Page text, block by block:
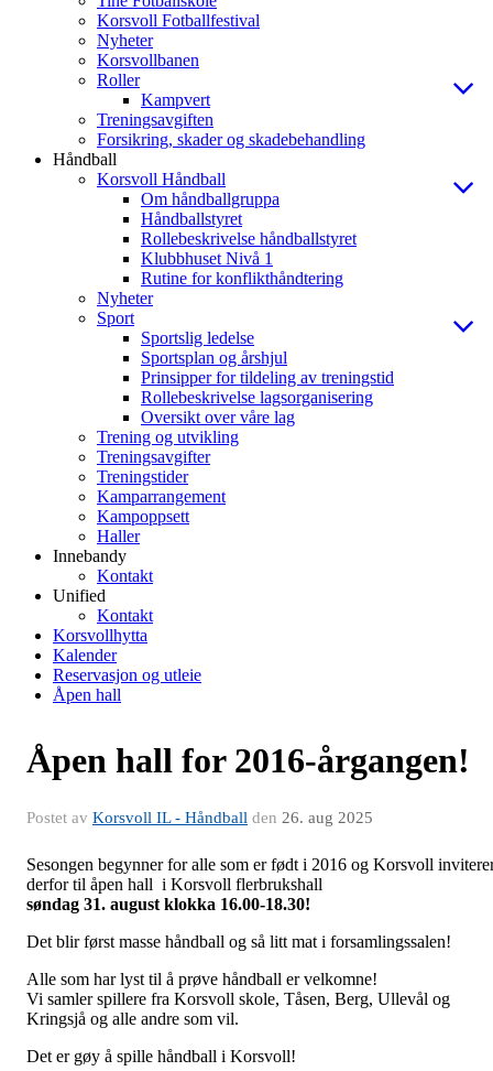
Korsvoll Fotballfestival
Nyheter
Korsvollbanen
Roller
Kampvert
Treningsavgiften
Forsikring, skader og skadebehandling
Håndball
Korsvoll Håndball
Om håndballgruppa
Håndballstyret
Rollebeskrivelse håndballstyret
Klubbhuset Nivå 1
Rutine for konflikthåndtering
Nyheter
Sport
Sportslig ledelse
Sportsplan og årshjul
Prinsipper for tildeling av treningstid
Rollebeskrivelse lagsorganisering
Oversikt over våre lag
Trening og utvikling
Treningsavgifter
Treningstider
Kamparrangement
Kampoppsett
Haller
Innebandy
Kontakt
Unified
Kontakt
Korsvollhytta
Kalender
Reservasjon og utleie
Åpen hall
Åpen hall for 2016-årgangen!
Postet av Korsvoll IL - Håndball den 26. aug 2025
Sesongen begynner for alle som er født i 2016 og Korsvoll
derfor til åpen hall i Korsvoll flerbrukshall
søndag 31. august klokka 16.00-18.30!
Det blir først masse håndball og så litt mat i forsamlingssalen!
Alle som har lyst til å prøve håndball er velkomne!
Vi samler spillere fra Korsvoll skole, Tåsen, Berg, Ullevål og
Kringsjå og alle andre som vil.
Det er gøy å spille håndball i Korsvoll!